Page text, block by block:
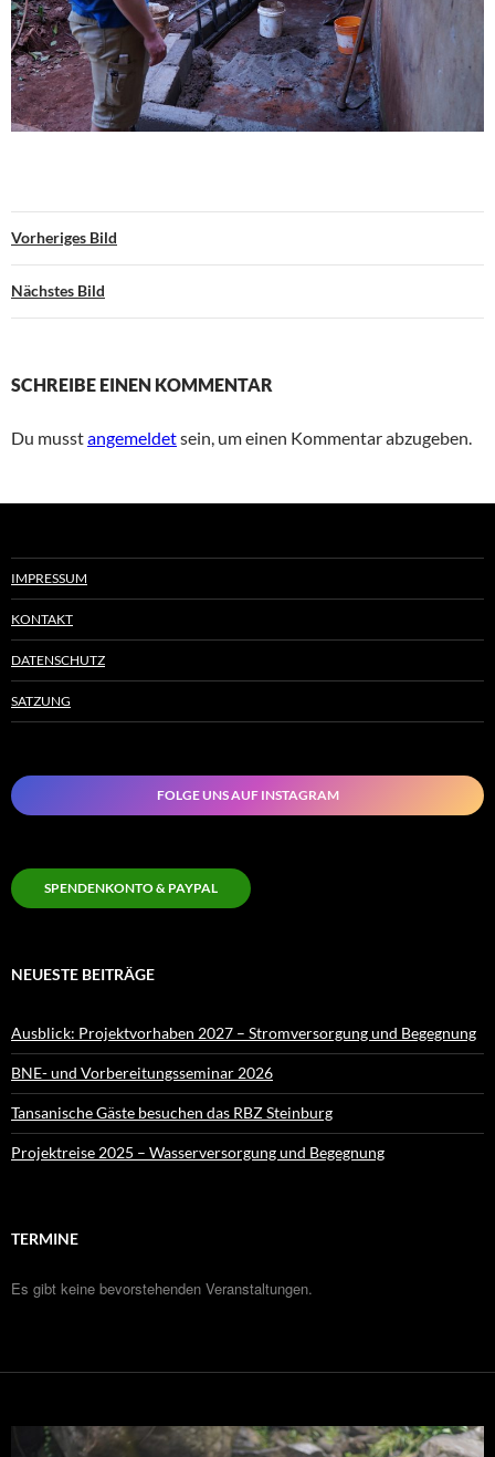
Vorheriges Bild
Nächstes Bild
SCHREIBE EINEN KOMMENTAR
Du musstangemeldetsein, um einen Kommentar abzugeben.
IMPRESSUM
KONTAKT
DATENSCHUTZ
SATZUNG
FOLGE UNS AUF INSTAGRAM
SPENDENKONTO & PAYPAL
NEUESTE BEITRÄGE
Ausblick: Projektvorhaben 2027 – Stromversorgung und Begegnung
BNE- und Vorbereitungsseminar 2026
Tansanische Gäste besuchen das RBZ Steinburg
Projektreise 2025 – Wasserversorgung und Begegnung
TERMINE
Es gibt keine bevorstehenden Veranstaltungen.